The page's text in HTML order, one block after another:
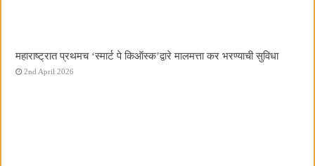
महाराष्ट्रात प्रथमच ‌‘स्मार्ट पे किऑस्क‌’द्वारे मालमत्ता कर भरण्याची सुविधा
2nd April 2026